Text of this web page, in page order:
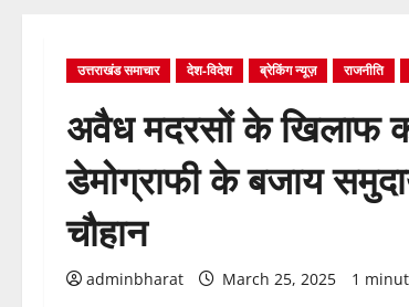
उत्तराखंड समाचार देश-विदेश ब्रेकिंग न्यूज़ राजनीति
अवैध मदरसों के खिलाफ
डेमोग्राफी के बजाय
चौहान
adminbharat March 25, 2025 1